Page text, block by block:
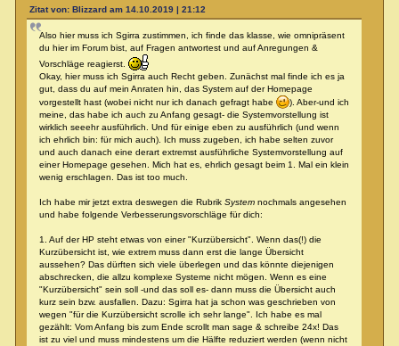
Zitat von: Blizzard am 14.10.2019 | 21:12
Also hier muss ich Sgirra zustimmen, ich finde das klasse, wie omnipräsent
du hier im Forum bist, auf Fragen antwortest und auf Anregungen &
Vorschläge reagierst.
Okay, hier muss ich Sgirra auch Recht geben. Zunächst mal finde ich es ja
gut, dass du auf mein Anraten hin, das System auf der Homepage
vorgestellt hast (wobei nicht nur ich danach gefragt habe
). Aber-und ich
meine, das habe ich auch zu Anfang gesagt- die Systemvorstellung ist
wirklich seeehr ausführlich. Und für einige eben zu ausführlich (und wenn
ich ehrlich bin: für mich auch). Ich muss zugeben, ich habe selten zuvor
und auch danach eine derart extremst ausführliche Systemvorstellung auf
einer Homepage gesehen. Mich hat es, ehrlich gesagt beim 1. Mal ein klein
wenig erschlagen. Das ist too much.
Ich habe mir jetzt extra deswegen die Rubrik Systemnochmals angesehen
und habe folgende Verbesserungsvorschläge für dich:
1. Auf der HP steht etwas von einer "Kurzübersicht". Wenn das(!) die
Kurzübersicht ist, wie extrem muss dann erst die lange Übersicht
aussehen? Das dürften sich viele überlegen und das könnte diejenigen
abschrecken, die allzu komplexe Systeme nicht mögen. Wenn es eine
"Kurzübersicht" sein soll -und das soll es- dann muss die Übersicht auch
kurz sein bzw. ausfallen. Dazu: Sgirra hat ja schon was geschrieben von
wegen "für die Kurzübersicht scrolle ich sehr lange". Ich habe es mal
gezählt: Vom Anfang bis zum Ende scrollt man sage & schreibe 24x! Das
ist zu viel und muss mindestens um die Hälfte reduziert werden (wenn nicht